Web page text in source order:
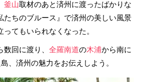
釜山取材のあと済州に渡ったばかりな
たちのブルース』で済州の美しい風景
ってもいられなくなった。
回に渡り、 全羅南道の木浦から南に
、済州の魅力をお伝えしよう。